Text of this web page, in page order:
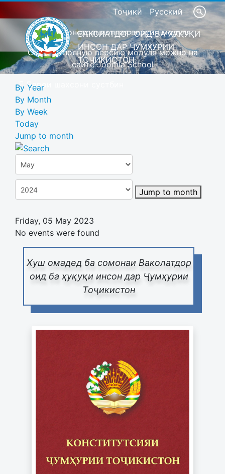
Тоҷикӣ Русский
Это демонстрационная версия модуля
Скачать полную версию модуля можно на
сайте Joomla School
Барои шахсони сустбин
ВАКОЛАТДОР ОИД БА ҲУҚУҚИ
ИНСОН ДАР ҶУМҲУРИИ
ТОҶИКИСТОН
Хуш омадед ба сомонаи Ваколатдор
оид ба ҳуқуқи инсон дар Ҷумҳурии
Тоҷикистон
By Year
By Month
By Week
Today
Jump to month
Jump to month
Friday, 05 May 2023
No events were found